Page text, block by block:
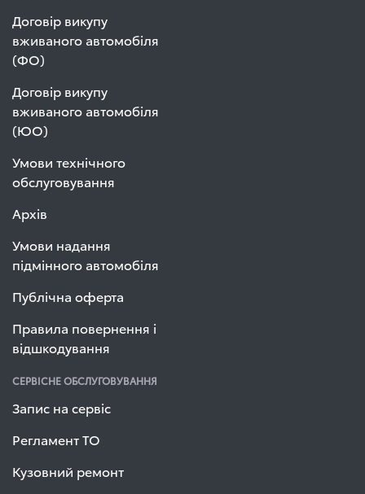
Договір викупу
вживаного автомобіля
(ФО)
Договір викупу
вживаного автомобіля
(ЮО)
Умови технічного
обслуговування
Архів
Умови надання
підмінного автомобіля
Публічна оферта
Правила повернення і
відшкодування
СЕРВІСНЕ ОБСЛУГОВУВАННЯ
Запис на сервіс
Регламент ТО
Кузовний ремонт